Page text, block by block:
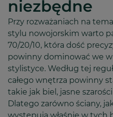
niezbędne
Przy rozważaniach na
stylu nowojorskim warto
70/20/10, która dość
powinny dominować we
stylistyce. Według tej
całego wnętrza powinny
takie jak biel, jasne
Dlatego zarówno ściany,